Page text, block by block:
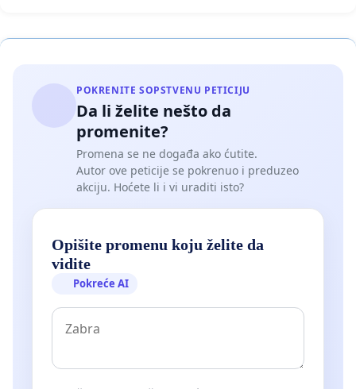
POKRENITE SOPSTVENU PETICIJU
Da li želite nešto da
promenite?
Promena se ne događa ako ćutite.
Autor ove peticije se pokrenuo i preduzeo
akciju. Hoćete li i vi uraditi isto?
Opišite promenu koju želite da
vidite
Pokreće AI